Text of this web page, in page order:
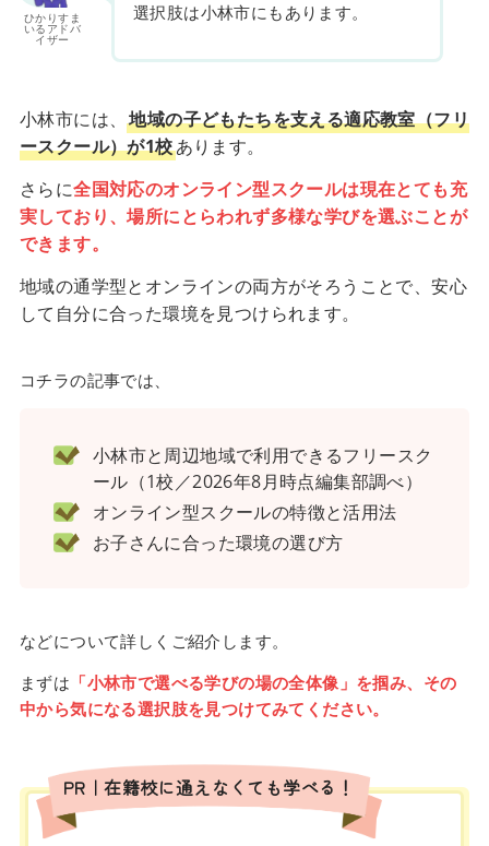
ひかりすま
いるアドバ
イザー
選択肢は小林市にもあります。
小林市には、地域の子どもたちを支える適応教室（フリ
ースクール）が1校あります。
さらに全国対応のオンライン型スクールは現在とても充
実しており、場所にとらわれず多様な学びを選ぶことが
できます。
地域の通学型とオンラインの両方がそろうことで、安心
して自分に合った環境を見つけられます。
コチラの記事では、
小林市と周辺地域で利用できるフリースク
ール（1校／2026年8月時点編集部調べ）
オンライン型スクールの特徴と活用法
お子さんに合った環境の選び方
などについて詳しくご紹介します。
まずは 「小林市で選べる学びの場の全体像」を掴み、その
中から気になる選択肢を見つけてみてください。
PR｜在籍校に通えなくても学べる！